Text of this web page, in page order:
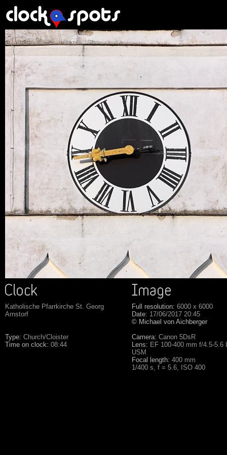
Katholische Pfarrkirche St. Georg
Arnstorf
Type: Church/Cloister
Time on clock: 08:44
Full resolution: 6000 x 6000
Date: 17/06/2017 20:45
© Michael von Aichberger
Camera: Canon 5DsR
Lens: EF 100-400 mm f/4.5-5.6
USM
Focal length: 400 mm
1/400 s, f = 5.6, ISO 400